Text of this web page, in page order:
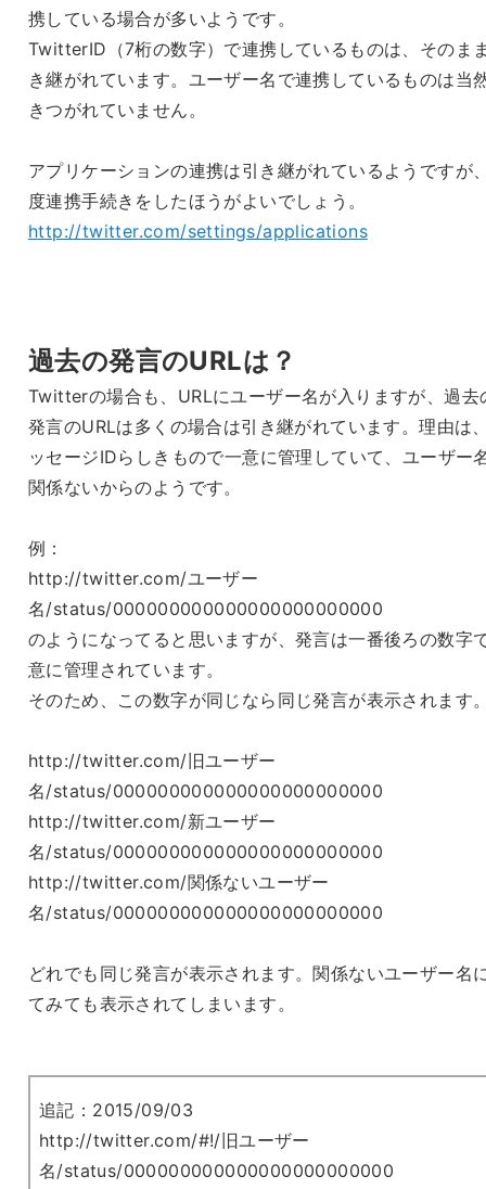
携している場合が多いようです。
TwitterID（7桁の数字）で連携しているものは、そのま
き継がれています。ユーザー名で連携しているものは当
きつがれていません。
アプリケーションの連携は引き継がれているようですが
度連携手続きをしたほうがよいでしょう。
http://twitter.com/settings/applications
過去の発言のURLは？
Twitterの場合も、URLにユーザー名が入りますが、過去
発言のURLは多くの場合は引き継がれています。理由は
ッセージIDらしきもので一意に管理していて、ユーザー
関係ないからのようです。
例：
http://twitter.com/ユーザー
名/status/000000000000000000000000
のようになってると思いますが、発言は一番後ろの数字
意に管理されています。
そのため、この数字が同じなら同じ発言が表示されます
http://twitter.com/旧ユーザー
名/status/000000000000000000000000
http://twitter.com/新ユーザー
名/status/000000000000000000000000
http://twitter.com/関係ないユーザー
名/status/000000000000000000000000
どれでも同じ発言が表示されます。関係ないユーザー名
てみても表示されてしまいます。
追記：2015/09/03
http://twitter.com/#!/旧ユーザー
名/status/000000000000000000000000